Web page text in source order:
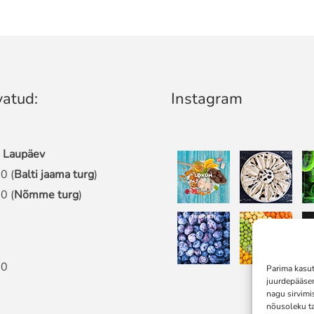
Parima
nagu
nõusoleku
(Balti jaama turg)
(Nõmme turg)
Instagram